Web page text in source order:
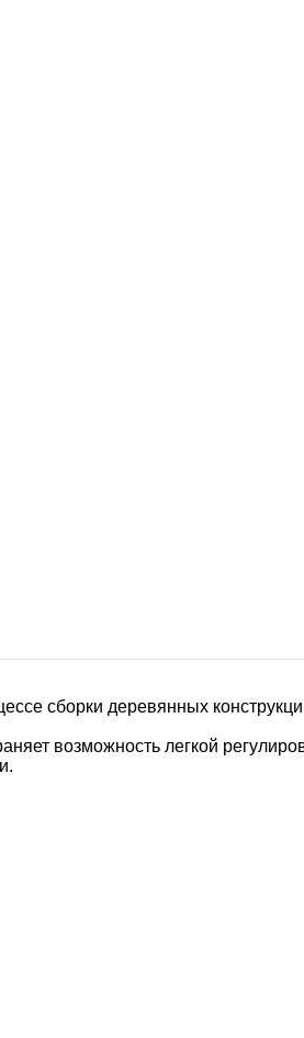
сборки деревянных
возможность легкой